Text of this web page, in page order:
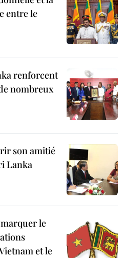
entre le
renforcent
nombreux
son amitié
Lanka
le
et le